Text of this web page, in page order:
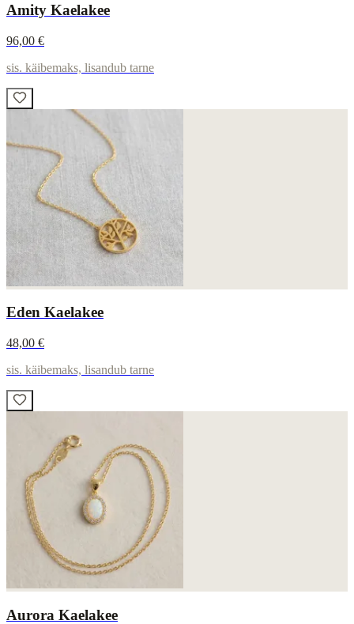
Amity Kaelakee
96,00 €
sis. käibemaks, lisandub tarne
Eden Kaelakee
48,00 €
sis. käibemaks, lisandub tarne
Aurora Kaelakee